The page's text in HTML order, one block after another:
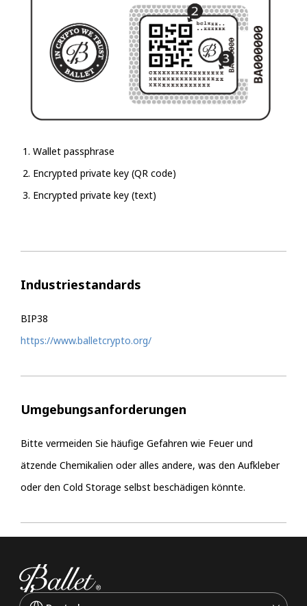
Wallet passphrase
Encrypted private key (QR code)
Encrypted private key (text)
Industriestandards
BIP38
https://www.balletcrypto.org/
Umgebungsanforderungen
Bitte vermeiden Sie häufige Gefahren wie Feuer und
ätzende Chemikalien oder alles andere, was den Aufkleber
oder den Cold Storage selbst beschädigen könnte.